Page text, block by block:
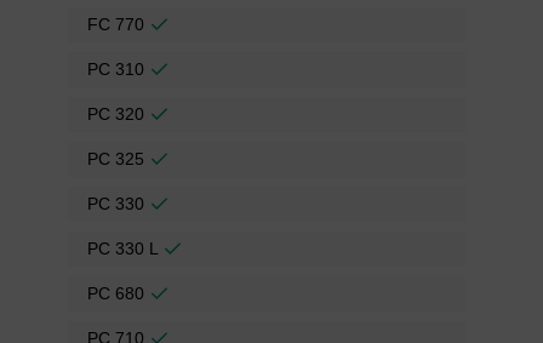
FC 770
PC 310
PC 320
PC 325
PC 330
PC 330 L
PC 680
PC 710